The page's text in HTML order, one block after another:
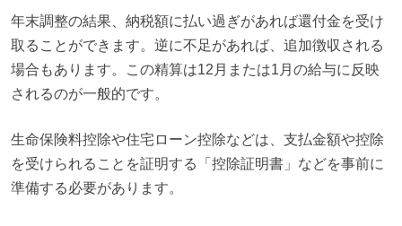
年末調整の結果、納税額に払い過ぎがあれば還付金を受け
取ることができます。逆に不足があれば、追加徴収される
場合もあります。この精算は12月または1月の給与に反映
されるのが一般的です。
生命保険料控除や住宅ローン控除などは、支払金額や控除
を受けられることを証明する「控除証明書」などを事前に
準備する必要があります。